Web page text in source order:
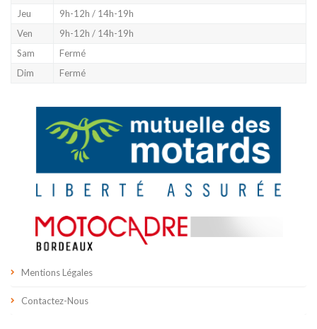
Jeu
9h-12h / 14h-19h
Ven
9h-12h / 14h-19h
Sam
Fermé
Dim
Fermé
Mentions Légales
Contactez-Nous